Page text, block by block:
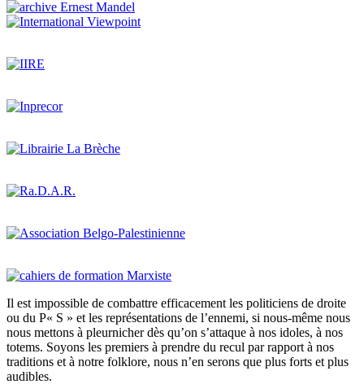
Il est impossible de combattre efficacement les politiciens de droite
ou du P« S » et les représentations de l’ennemi, si nous-même nous
nous mettons à pleurnicher dès qu’on s’attaque à nos idoles, à nos
totems. Soyons les premiers à prendre du recul par rapport à nos
traditions et à notre folklore, nous n’en serons que plus forts et plus
audibles.